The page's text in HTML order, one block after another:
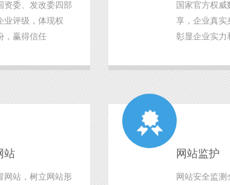
资委、发改委四部
业评级，体现权
，赢得信任
国家官方权
享，企业真实
彰显企业实力
站
网站，树立网站形
网站监护
网站安全监测